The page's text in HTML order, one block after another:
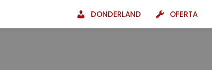
DONDERLAND OFERTA